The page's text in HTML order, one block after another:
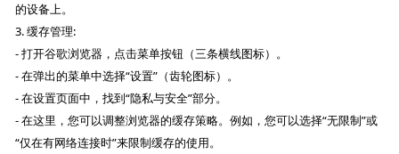
的设备上。
3. 缓存管理:
- 打开谷歌浏览器，点击菜单按钮（三条横线图标）。
- 在弹出的菜单中选择“设置”（齿轮图标）。
- 在设置页面中，找到“隐私与安全”部分。
- 在这里，您可以调整浏览器的缓存策略。例如，您可以选择“无限制”或
“仅在有网络连接时”来限制缓存的使用。